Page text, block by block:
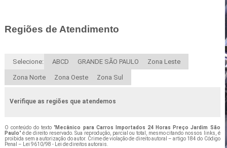
Regiões de Atendimento
Selecione: ABCD GRANDE SÃO PAULO Zona Leste
Zona Norte Zona Oeste Zona Sul
Verifique as regiões que atendemos
O conteúdo do texto "Mecânico para Carros Importados 24 Horas Preço Jardim São
Paulo" é de direito reservado. Sua reprodução, parcial ou total, mesmo citando nossos links, é
proibida sem a autorização do autor. Crime de violação de direito autoral – artigo 184 do Código
Penal – Lei 9610/98 - Lei de direitos autorais.